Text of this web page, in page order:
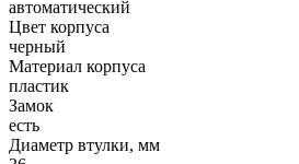
автоматический
Цвет корпуса
черный
Материал корпуса
пластик
Замок
есть
Диаметр втулки, мм